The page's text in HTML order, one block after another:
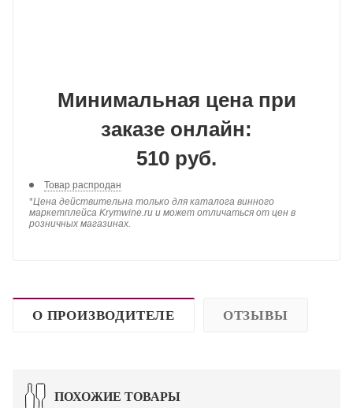
Минимальная цена при
заказе онлайн:
510 руб.
Товар распродан
*Цена действительна только для каталога винного
маркетплейса Krymwine.ru и может отличаться от цен в
розничных магазинах.
О ПРОИЗВОДИТЕЛЕ ОТЗЫВЫ
ПОХОЖИЕ ТОВАРЫ